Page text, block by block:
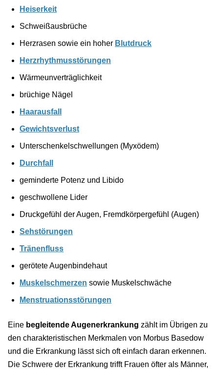
Heiserkeit
Schweißausbrüche
Herzrasen sowie ein hoher Blutdruck
Herzrhythmusstörungen
Wärmeunverträglichkeit
brüchige Nägel
Haarausfall
Gewichtsverlust
Unterschenkelschwellungen (Myxödem)
Durchfall
geminderte Potenz und Libido
geschwollene Lider
Druckgefühl der Augen, Fremdkörpergefühl (Augen)
Sehstörungen
Tränenfluss
gerötete Augenbindehaut
Muskelschmerzen sowie Muskelschwäche
Menstruationsstörungen
Eine begleitende Augenerkrankung zählt im Übrigen zu
den charakteristischen Merkmalen von Morbus Basedow
und die Erkrankung lässt sich oft einfach daran erkennen.
Die Schwere der Erkrankung trifft Frauen öfter als Männer,